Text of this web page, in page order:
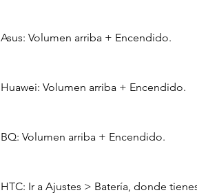
Asus: Volumen arriba + Encendido.
Huawei: Volumen arriba + Encendido.
BQ: Volumen arriba + Encendido.
HTC: Ir a Ajustes > Batería, donde